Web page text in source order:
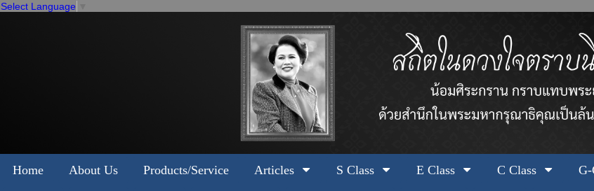
Select Language
Home About Us Products/Service Articles S Class E Class C Class G-